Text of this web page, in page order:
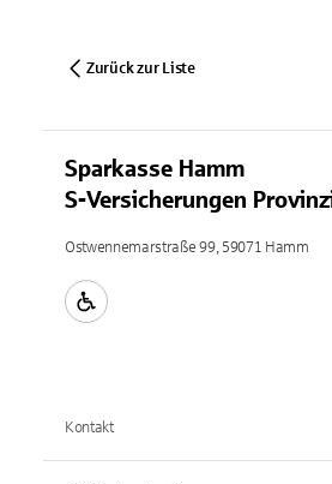
Zurück zur Liste
Sparkasse Hamm
S-Versicherungen
Ostwennemarstraße 99, 59071 Hamm
Kontakt